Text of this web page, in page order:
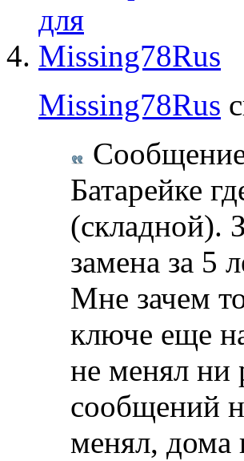
Missing78Rus
Батарейке
(складной).
замена за 5
Мне зачем
ключе еще
не менял ни
сообщений
менял, дома